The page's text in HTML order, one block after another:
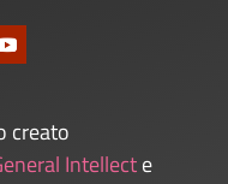
creato
Intellecte